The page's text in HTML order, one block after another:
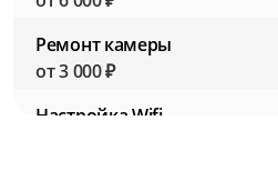
Ремонт камеры
от 3 000 ₽
Настройка Wifi